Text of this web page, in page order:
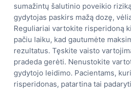
sumažintų šalutinio poveikio
gydytojas paskirs mažą dozę,
Reguliariai vartokite risperidoną
pačiu laiku, kad gautumėte
rezultatus. Tęskite vaisto
pradeda gerėti. Nenustokite
gydytojo leidimo. Pacientams,
risperidonas, patartina tai